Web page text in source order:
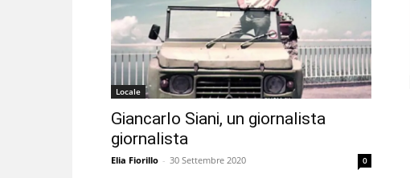
Locale
Giancarlo Siani, un giornalista
giornalista
Elia Fiorillo - 30 Settembre 2020 0